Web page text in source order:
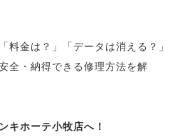
料金は？」「データは消える？」
全・納得できる修理方法を解
キホーテ小牧店へ！